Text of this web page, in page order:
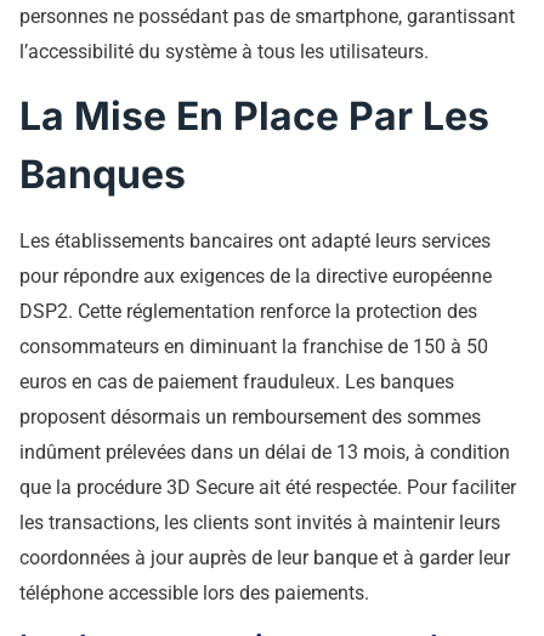
personnes ne possédant pas de smartphone, garantissant
l’accessibilité du système à tous les utilisateurs.
La Mise En Place Par Les
Banques
Les établissements bancaires ont adapté leurs services
pour répondre aux exigences de la directive européenne
DSP2. Cette réglementation renforce la protection des
consommateurs en diminuant la franchise de 150 à 50
euros en cas de paiement frauduleux. Les banques
proposent désormais un remboursement des sommes
indûment prélevées dans un délai de 13 mois, à condition
que la procédure 3D Secure ait été respectée. Pour faciliter
les transactions, les clients sont invités à maintenir leurs
coordonnées à jour auprès de leur banque et à garder leur
téléphone accessible lors des paiements.